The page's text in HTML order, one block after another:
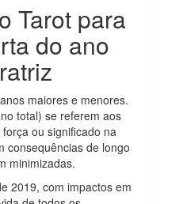
Tarot para
do ano
maiores e menores.
total) se referem aos
ou significado na
consequências de longo
minimizadas.
2019, com impactos em